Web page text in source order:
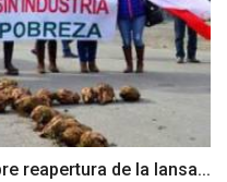
reapertura de la Iansa...